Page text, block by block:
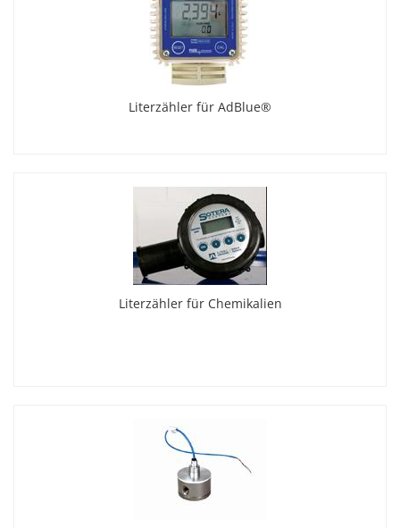
Literzähler für AdBlue®
Literzähler für Chemikalien